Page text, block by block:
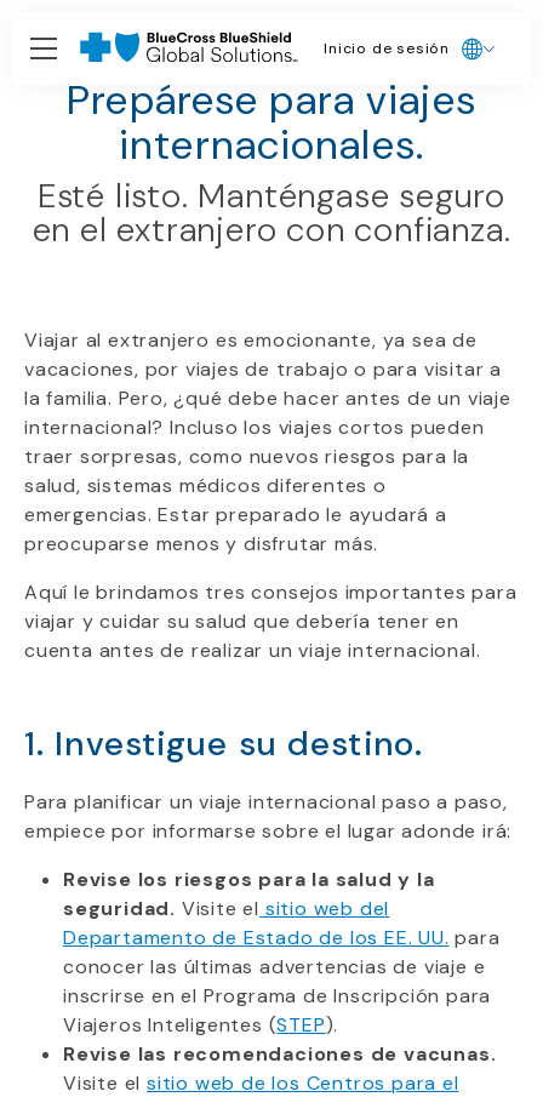
Inicio de sesión
Centro de salud para viajes
Prepárese para viajes
internacionales.
Esté listo. Manténgase seguro
en el extranjero con confianza.
Viajar al extranjero es emocionante, ya sea de
vacaciones, por viajes de trabajo o para visitar a
la familia. Pero, ¿qué debe hacer antes de un viaje
internacional? Incluso los viajes cortos pueden
traer sorpresas, como nuevos riesgos para la
salud, sistemas médicos diferentes o
emergencias. Estar preparado le ayudará a
preocuparse menos y disfrutar más.
Aquí le brindamos tres consejos importantes para
viajar y cuidar su salud que debería tener en
cuenta antes de realizar un viaje internacional.
1. Investigue su destino.
Para planificar un viaje internacional paso a paso,
empiece por informarse sobre el lugar adonde irá:
Revise los riesgos para la salud y la
seguridad. Visite el sitio web del
Departamento de Estado de los EE. UU. para
conocer las últimas advertencias de viaje e
inscrirse en el Programa de Inscripción para
Viajeros Inteligentes (STEP).
Revise las recomendaciones de vacunas.
Visite el sitio web de los Centros para el